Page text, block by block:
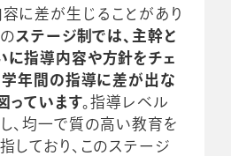
に差が生じることがあり
ステージ制では、主幹と
に指導内容や方針をチェ
学年間の指導に差が出な
っています。指導レベル
、均一で質の高い教育を
しており、このステージ